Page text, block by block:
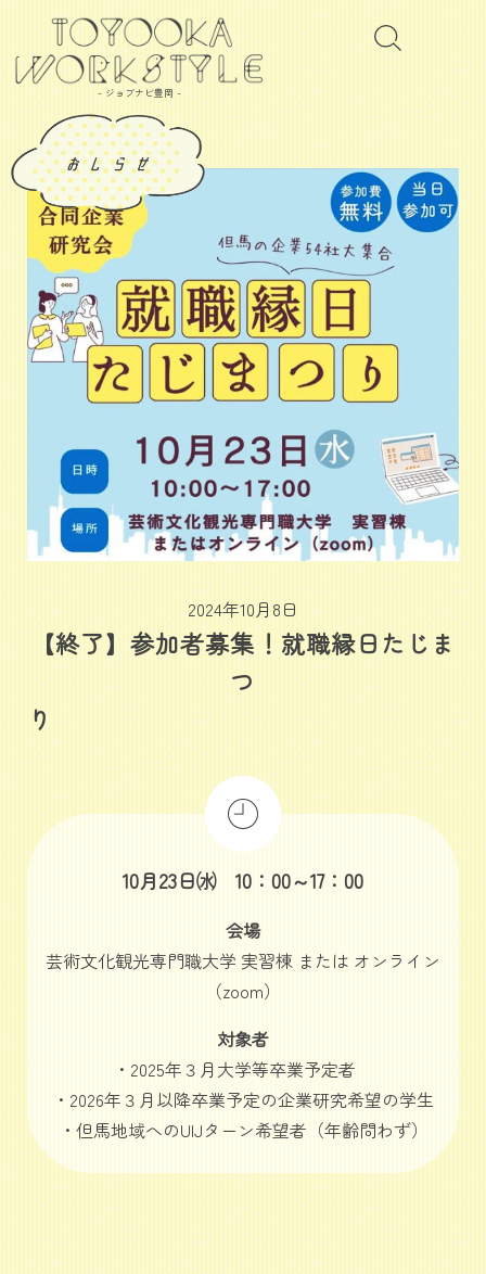
- ジョブナビ豊岡 -
2024年10月8日
【終了】参加者募集！就職縁日たじま
つ
10月23日㈬ 10：00～17：00
会場
芸術文化観光専門職大学 実習棟 または オンライン
（zoom）
対象者
・2025年３月大学等卒業予定者
・2026年３月以降卒業予定の企業研究希望の学生
・但馬地域へのUIJターン希望者（年齢問わず）